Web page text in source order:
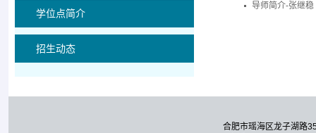
学位点简介
招生动态
导师简介-张继稳
合肥市瑶海区龙子湖路